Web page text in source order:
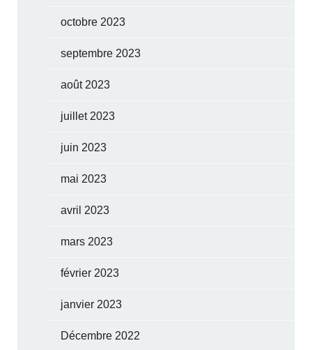
octobre 2023
septembre 2023
août 2023
juillet 2023
juin 2023
mai 2023
avril 2023
mars 2023
février 2023
janvier 2023
Décembre 2022